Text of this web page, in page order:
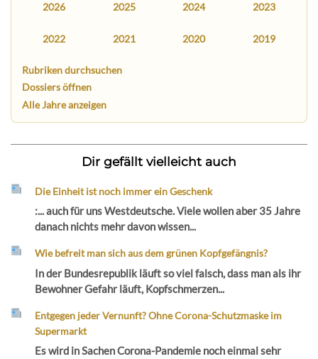
2026 2025 2024 2023
2022 2021 2020 2019
Rubriken durchsuchen
Dossiers öffnen
Alle Jahre anzeigen
Dir gefällt vielleicht auch
Die Einheit ist noch immer ein Geschenk
:... auch für uns Westdeutsche. Viele wollen aber 35 Jahre
danach nichts mehr davon wissen...
Wie befreit man sich aus dem grünen Kopfgefängnis?
In der Bundesrepublik läuft so viel falsch, dass man als ihr
Bewohner Gefahr läuft, Kopfschmerzen...
Entgegen jeder Vernunft? Ohne Corona-Schutzmaske im
Supermarkt
Es wird in Sachen Corona-Pandemie noch einmal sehr